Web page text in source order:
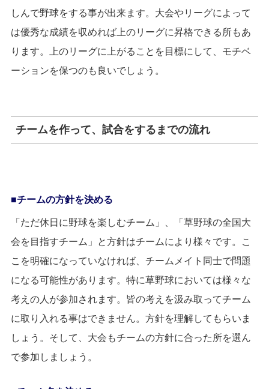
しんで野球をする事が出来ます。大会やリーグによって
は優秀な成績を収めれば上のリーグに昇格できる所もあ
ります。上のリーグに上がることを目標にして、モチベ
ーションを保つのも良いでしょう。
チームを作って、試合をするまでの流れ
チームの方針を決める
「ただ休日に野球を楽しむチーム」、「草野球の全国大
会を目指すチーム」と方針はチームにより様々です。こ
こを明確になっていなければ、チームメイト同士で問題
になる可能性があります。特に草野球においては様々な
考えの人が参加されます。皆の考えを汲み取ってチーム
に取り入れる事はできません。方針を理解してもらいま
しょう。そして、大会もチームの方針に合った所を選ん
で参加しましょう。